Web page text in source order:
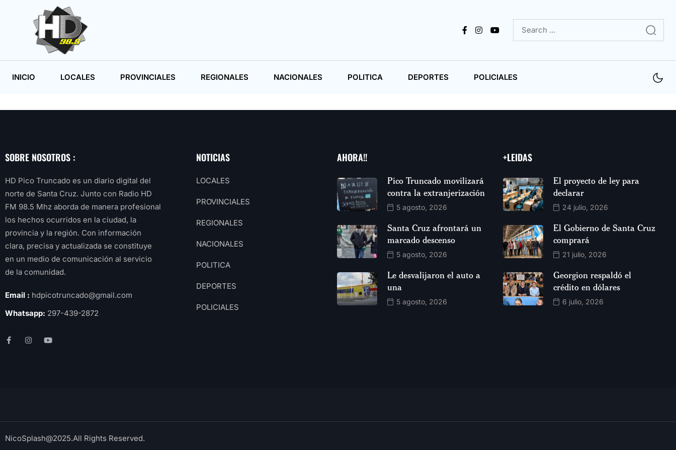
INICIO LOCALES PROVINCIALES REGIONALES NACIONALES POLITICA DEPORTES POLICIALES
SOBRE NOSOTROS :
HD Pico Truncado es un diario digital del
norte de Santa Cruz. Junto con Radio HD
FM 98.5 Mhz aborda de manera profesional
los hechos ocurridos en la ciudad, la
provincia y la región. Con información
clara, precisa y actualizada se constituye
en un medio de comunicación al servicio
de la comunidad.
Email : hdpicotruncado@gmail.com
Whatsapp: 297-439-2872
NOTICIAS
LOCALES
PROVINCIALES
REGIONALES
NACIONALES
POLITICA
DEPORTES
POLICIALES
AHORA!!
Pico Truncado movilizará
contra la extranjerización
5 agosto, 2026
Santa Cruz afrontará un
marcado descenso
5 agosto, 2026
Le desvalijaron el auto a
una
5 agosto, 2026
+LEIDAS
El proyecto de ley para
declarar
24 julio, 2026
El Gobierno de Santa Cruz
comprará
21 julio, 2026
Georgion respaldó el
crédito en dólares
6 julio, 2026
NicoSplash@2025.All Rights Reserved.